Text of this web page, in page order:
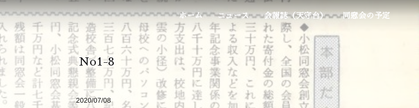
ホーム ニュース 会報誌（天守台） 同窓会の予定
No1-8
2020/07/08